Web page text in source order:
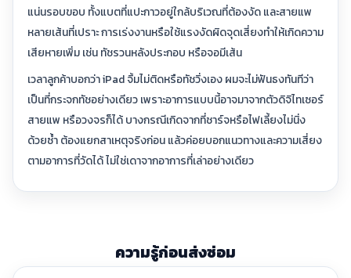
แน่นรอบขอบ ทั้งแบตที่แปะกาวอยู่ใกล้บริเวณที่ต้องงัด และสายแพ
หลายเส้นที่เปราะ การเร่งงานหรือใช้แรงงัดผิดจุดเสี่ยงทำให้เกิดความ
เสียหายเพิ่ม เช่น ทัชรวนหลังประกอบ หรือจอมีเส้น
เวลาลูกค้าบอกว่า iPad จิ้มไม่ติดหรือทัชวิ่งเอง ผมจะไม่ฟันธงทันทีว่า
เป็นที่กระจกทัชอย่างเดียว เพราะอาการแบบนี้อาจมาจากตัวดิจิไทเซอร์
สายแพ หรือวงจรก็ได้ บางกรณีเกิดจากที่ชาร์จหรือไฟเลี้ยงไม่นิ่ง
ด้วยซ้ำ ต้องแยกสาเหตุจริงก่อน แล้วค่อยบอกแนวทางและความเสี่ยง
ตามอาการที่วัดได้ ไม่ใช่เดาจากอาการที่เล่าอย่างเดียว
ความรู้ก่อนส่งซ่อม